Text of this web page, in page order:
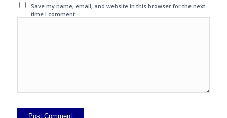
Save my name, email, and website in this browser for the next
time I comment.